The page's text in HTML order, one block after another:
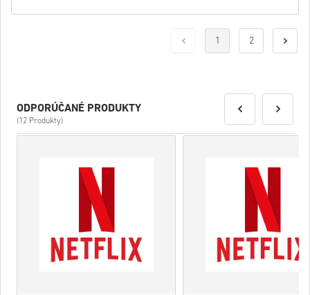
1 2
ODPORÚČANÉ PRODUKTY
(12 Produkty)